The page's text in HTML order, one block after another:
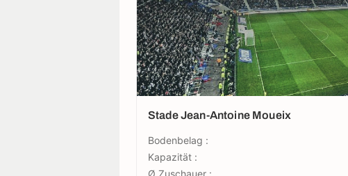
Stade Jean-Antoine Moueix
Bodenbelag :
Kapazität :
Ø Zuschauer :